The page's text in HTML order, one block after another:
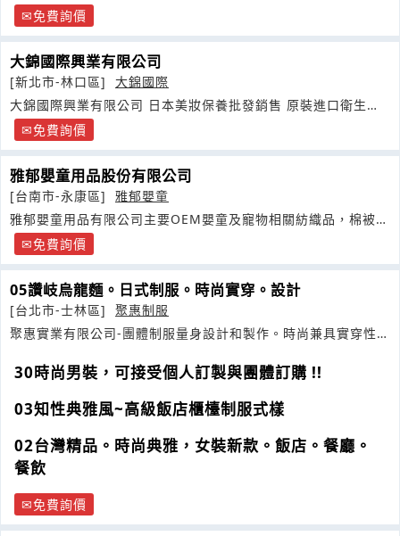
化及客製化輔具量製服務
免費詢價
大錦國際興業有限公司
[新北市-林口區]
大錦國際
大錦國際興業有限公司 日本美妝保養批發銷售 原裝進口衛生棉
及多家日本品牌代理
免費詢價
雅郁嬰童用品股份有限公司
[台南市-永康區]
雅郁嬰童
雅郁嬰童用品有限公司主要OEM嬰童及寵物相關紡織品，棉被，
枕頭免費詢價
05讚岐烏龍麵。日式制服。時尚實穿。設計
[台北市-士林區]
聚惠制服
聚惠實業有限公司-團體制服量身設計和製作。時尚兼具實穿性，
30時尚男裝，可接受個人訂製與團體訂購 !!
03知性典雅風~高級飯店櫃檯制服式樣
02台灣精品。時尚典雅，女裝新款。飯店。餐廳。
餐飲
免費詢價